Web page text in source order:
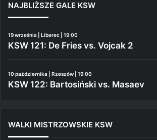
NAJBLIŻSZE GALE KSW
19 września | Liberec | 19:00
KSW 121: De Fries vs. Vojcak 2
10 października | Rzeszów | 19:00
KSW 122: Bartosiński vs. Masaev
WALKI MISTRZOWSKIE KSW